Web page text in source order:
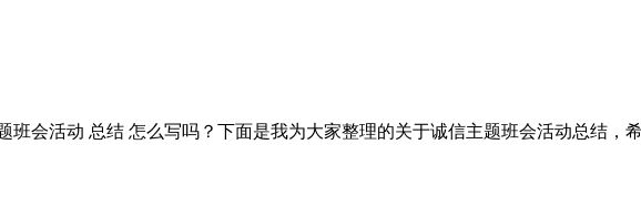
会活动 总结 怎么写吗？下面是我为大家整理的关于诚信主题班会活动总结，